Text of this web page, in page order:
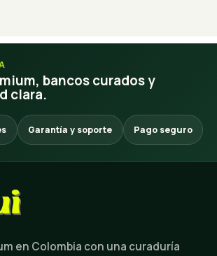
bancos curados y
clara.
Garantía y soporte Pago seguro
en Colombia con una curaduría